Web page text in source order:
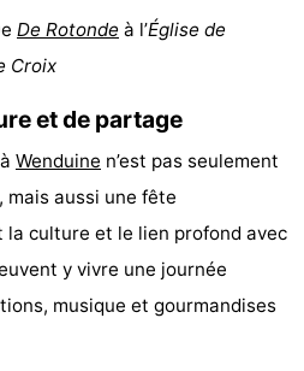
De Rotonde à l’Église de
Croix
et de partage
à Wenduine n’est pas seulement
mais aussi une fête
culture et le lien profond avec
y vivre une journée
musique et gourmandises